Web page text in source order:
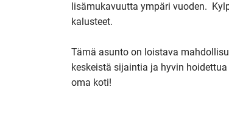
lisämukavuutta ympäri vuoden.
kalusteet.
Tämä asunto on loistava
keskeistä sijaintia ja hyvin
oma koti!